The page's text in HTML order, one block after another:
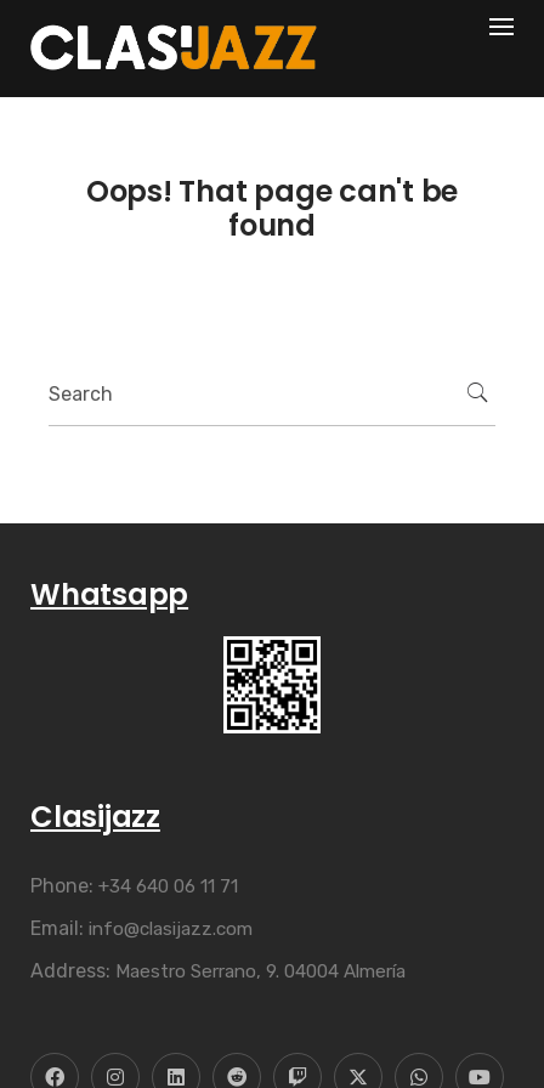
content
404
Oops! That page can't be
found
Whatsapp
Clasijazz
Phone: +34 640 06 11 71
Email: info@clasijazz.com
Address: Maestro Serrano, 9. 04004 Almería